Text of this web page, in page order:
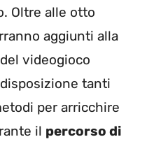
Oltre alle otto
aggiunti alla
videogioco
tanti
per arricchire
il percorso di